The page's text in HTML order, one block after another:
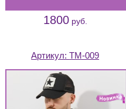
1800руб.
Артикул:ТМ-009